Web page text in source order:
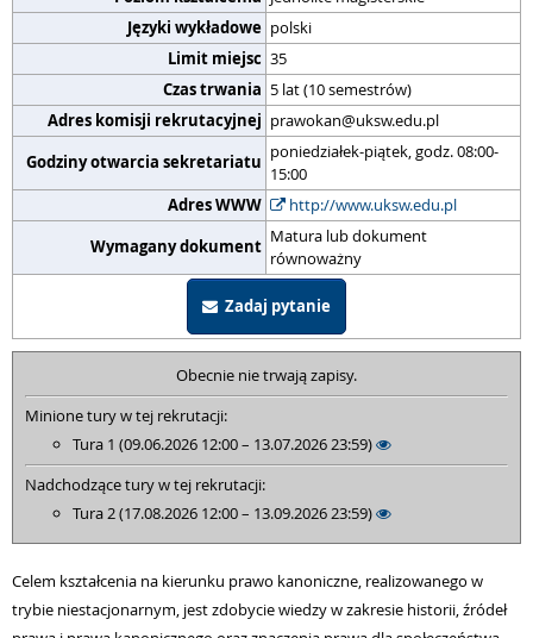
Języki wykładowe polski
Limit miejsc 35
Czas trwania 5 lat (10 semestrów)
Adres komisji rekrutacyjnej prawokan@uksw.edu.pl
Godziny otwarcia sekretariatu poniedziałek-piątek, godz. 08:00-
15:00
Adres WWW
http://www.uksw.edu.pl
Wymagany dokument Matura lub dokument
równoważny
Zadaj pytanie
Obecnie nie trwają zapisy.
Minione tury w tej rekrutacji:
Tura 1 (09.06.2026 12:00 – 13.07.2026 23:59)
Nadchodzące tury w tej rekrutacji:
Tura 2 (17.08.2026 12:00 – 13.09.2026 23:59)
Celem kształcenia na kierunku prawo kanoniczne, realizowanego w
trybie niestacjonarnym, jest zdobycie wiedzy w zakresie historii, źródeł